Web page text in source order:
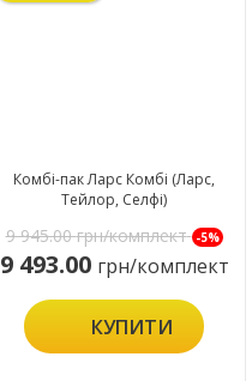
Комбі-пак Ларс Комбі (Ларс,
Тейлор, Селфі)
9 945.00грн/комплект -5%
9 493.00 грн/комплект
КУПИТИ